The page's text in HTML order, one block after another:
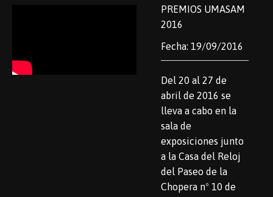
PREMIOS UMASAM
2016
Fecha: 19/09/2016
Del 20 al 27 de
abril de 2016 se
lleva a cabo en la
sala de
exposiciones junto
a la Casa del Reloj
del Paseo de la
Chopera nº 10 de